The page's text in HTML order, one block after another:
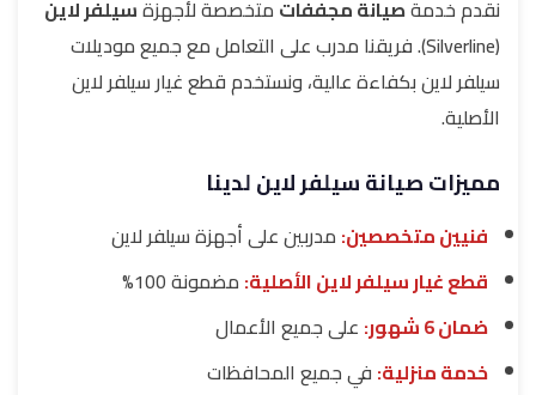
نقدم خدمةصيانة مجففات متخصصة لأجهزةسيلفر لاين
(Silverline). فريقنا مدرب على التعامل مع جميع موديلات
سيلفر لاين بكفاءة عالية، ونستخدم قطع غيار سيلفر لاين
الأصلية.
مميزات صيانة سيلفر لاين لدينا
فنيين متخصصين: مدربين على أجهزة سيلفر لاين
قطع غيار سيلفر لاين الأصلية: مضمونة 100%
ضمان 6 شهور:
على جميع الأعمال
خدمة منزلية: في جميع المحافظات